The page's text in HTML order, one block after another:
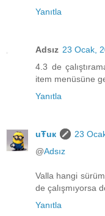
Yanıtla
Adsız 23 Ocak,
4.3 de
item menüsüne
Yanıtla
uŦuк
23
@Adsız
Valla hangi
de çalışmıyorsa
Yanıtla